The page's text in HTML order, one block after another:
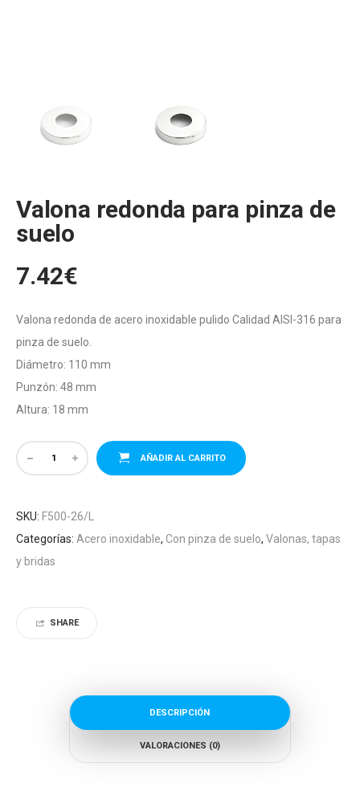
Valona redonda para pinza de
suelo
7.42€
Valona redonda de acero inoxidable pulido Calidad AISI-316 para
pinza de suelo.
Diámetro: 110 mm
Punzón: 48 mm
Altura: 18 mm
AÑADIR AL CARRITO
SKU: F500-26/L
Categorías: Acero inoxidable, Con pinza de suelo, Valonas, tapas
y bridas
SHARE
DESCRIPCIÓN
VALORACIONES (0)